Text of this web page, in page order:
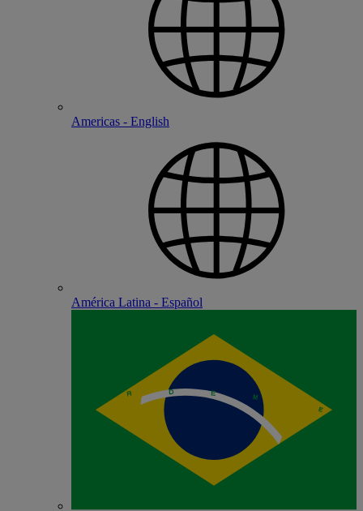
Americas - English
América Latina - Español